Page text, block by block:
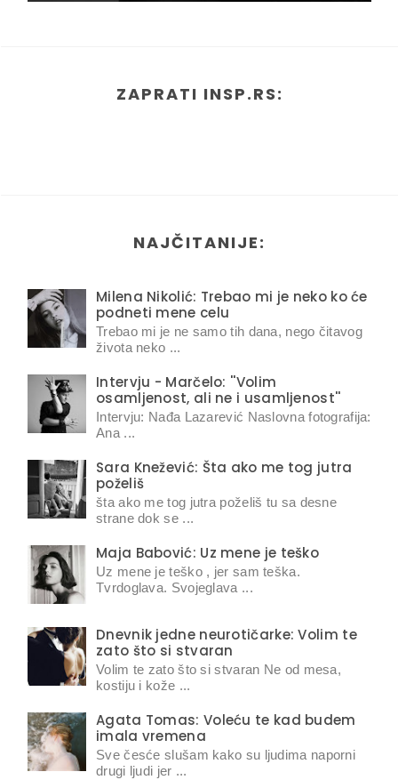
ZAPRATI INSP.RS:
NAJČITANIJE:
Milena Nikolić: Trebao mi je neko ko će
podneti mene celu
Trebao mi je ne samo tih dana, nego čitavog
života neko ...
Intervju - Marčelo: ''Volim
osamljenost, ali ne i usamljenost''
Intervju: Nađa Lazarević Naslovna fotografija:
Ana ...
Sara Knežević: Šta ako me tog jutra
poželiš
šta ako me tog jutra poželiš tu sa desne
strane dok se ...
Maja Babović: Uz mene je teško
Uz mene je teško , jer sam teška.
Tvrdoglava. Svojeglava ...
Dnevnik jedne neurotičarke: Volim te
zato što si stvaran
Volim te zato što si stvaran Ne od mesa,
kostiju i kože ...
Agata Tomas: Voleću te kad budem
imala vremena
Sve česće slušam kako su ljudima naporni
drugi ljudi jer ...